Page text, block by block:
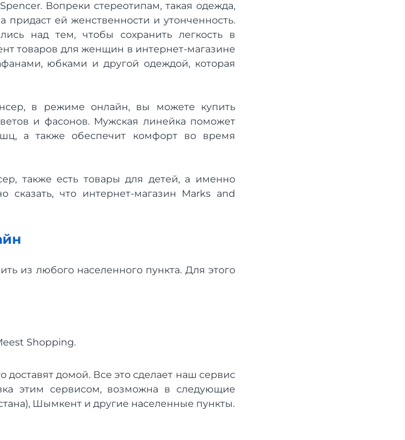
Вопреки стереотипам, такая ​​одежда,
ей женственности и утонченность.
над тем, чтобы сохранить легкость в
товаров для женщин в интернет-магазине
юбками и другой одеждой, которая
в режиме онлайн, вы можете купить
и фасонов. Мужская линейка поможет
а также обеспечит комфорт во время
также есть товары для детей, а именно
что интернет-магазин Marks and
из любого населенного пункта. Для этого
Shopping.
доставят домой. Все это сделает наш сервис
этим сервисом, возможна в следующие
Шымкент и другие населенные пункты.